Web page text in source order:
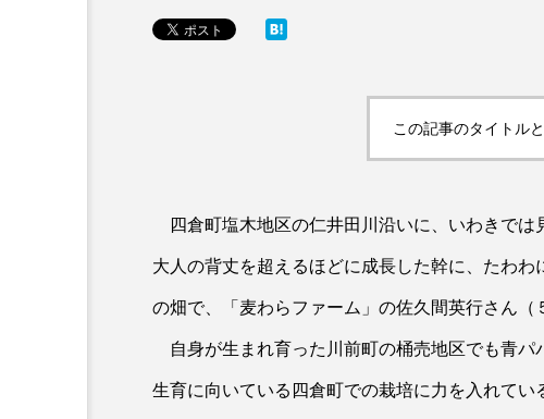
この記事のタイトル
四倉町塩木地区の仁井田川沿いに、いわきでは
大人の背丈を超えるほどに成長した幹に、たわ
の畑で、「麦わらファーム」の佐久間英行さん（
自身が生まれ育った川前町の桶売地区でも青パ
生育に向いている四倉町での栽培に力を入れてい